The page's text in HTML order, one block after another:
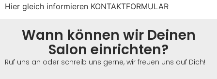
Hier gleich informieren KONTAKTFORMULAR
Wann können wir Deinen
Salon einrichten?
Ruf uns an oder schreib uns gerne, wir freuen uns auf Dich!